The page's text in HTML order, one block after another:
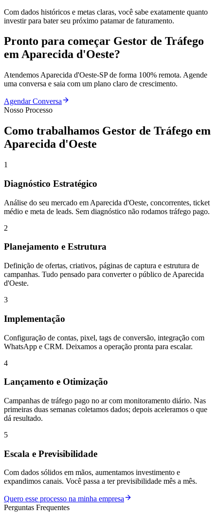
Com dados históricos e metas claras, você sabe exatamente quanto
investir para bater seu próximo patamar de faturamento.
Pronto para começar Gestor de Tráfego
emAparecida d'Oeste?
Atendemos Aparecida d'Oeste-SPde forma 100% remota. Agende
uma conversa e saia com um plano claro de crescimento.
Agendar Conversa
Nosso Processo
Como trabalhamos Gestor de Tráfego em
Aparecida d'Oeste
1
Diagnóstico Estratégico
Análise do seu mercado em Aparecida d'Oeste, concorrentes, ticket
médio e meta de leads. Sem diagnóstico não rodamos tráfego pago.
2
Planejamento e Estrutura
Definição de ofertas, criativos, páginas de captura e estrutura de
campanhas. Tudo pensado para converter o público de Aparecida
d'Oeste.
3
Implementação
Configuração de contas, pixel, tags de conversão, integração com
WhatsApp e CRM. Deixamos a operação pronta para escalar.
4
Lançamento e Otimização
Campanhas de tráfego pago no ar com monitoramento diário. Nas
primeiras duas semanas coletamos dados; depois aceleramos o que
dá resultado.
5
Escala e Previsibilidade
Com dados sólidos em mãos, aumentamos investimento e
expandimos canais. Você passa a ter previsibilidade mês a mês.
Quero esse processo na minha empresa
Perguntas Frequentes